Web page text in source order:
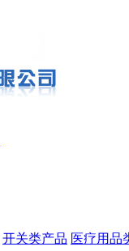
开关类产品 医疗用品